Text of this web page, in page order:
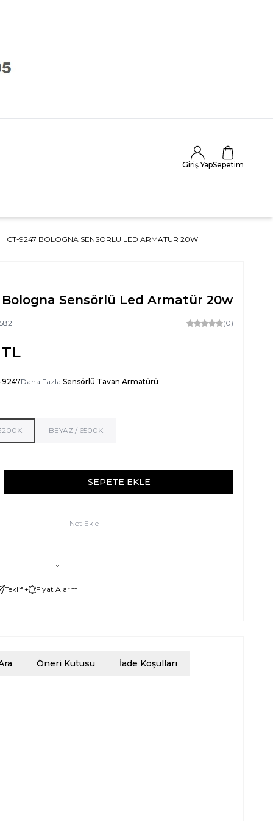
Giriş YapSepetim
CT-9247 BOLOGNA SENSÖRLÜ LED ARMATÜR 20W
Bologna Sensörlü Led Armatür 20w
(0)
TL
9247Daha Fazla Sensörlü Tavan Armatürü
BEYAZ / 6500K
SEPETE EKLE
Not Ekle
Teklif + Fiyat Alarmı
Öneri Kutusu İade Koşulları